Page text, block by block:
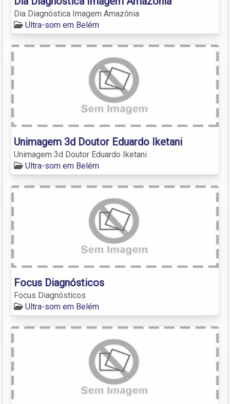
Dia Diagnóstica Imagem Amazônia
Ultra-som em Belém
Unimagem 3d Doutor Eduardo Iketani
Unimagem 3d Doutor Eduardo Iketani
Ultra-som em Belém
Focus Diagnósticos
Focus Diagnósticos
Ultra-som em Belém